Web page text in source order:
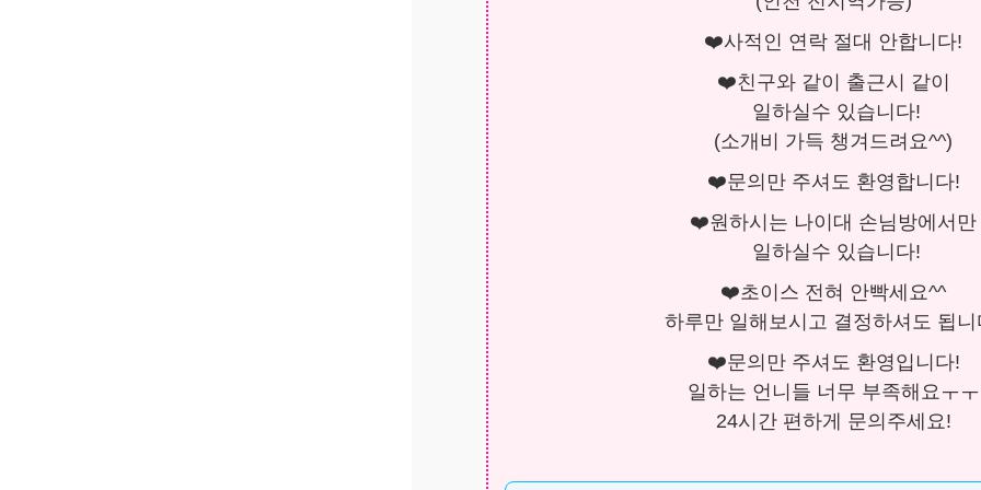
❤️사적인 연락 절대 안합니다!
❤️친구와 같이 출근시 같이
일하실수 있습니다!
(소개비 가득 챙겨드려요^^)
❤️문의만 주셔도 환영합니다!
❤️원하시는 나이대 손님방에서만
일하실수 있습니다!
❤️초이스 전혀 안빡세요^^
하루만 일해보시고 결정하셔도 됩니
❤️문의만 주셔도 환영입니다!
일하는 언니들 너무 부족해요ㅜㅜ
24시간 편하게 문의주세요!